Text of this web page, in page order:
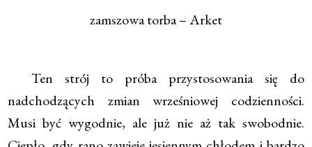
zamszowa torba – Arket
Ten strój to próba przystosowania się do
nadchodzących zmian wrześniowej codzienności.
Musi być wygodnie, ale już nie aż tak swobodnie.